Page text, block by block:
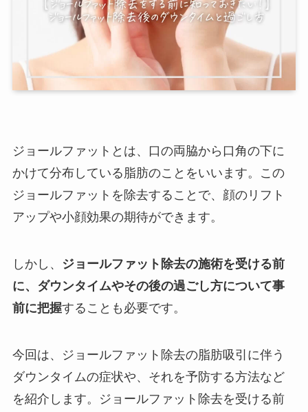
ジョールファットとは、口の両脇から口角の下に
かけて分布している脂肪のことをいいます。この
ジョールファットを除去することで、顔のリフト
アップや小顔効果の期待ができます。
しかし、
ジョールファット除去の施術を受ける前
に、ダウンタイムやその後の過ごし方について事
前に把握することも必要です。
今回は、ジョールファット除去の脂肪吸引に伴う
ダウンタイムの症状や、それを予防する方法など
を紹介します。ジョールファット除去を受ける前